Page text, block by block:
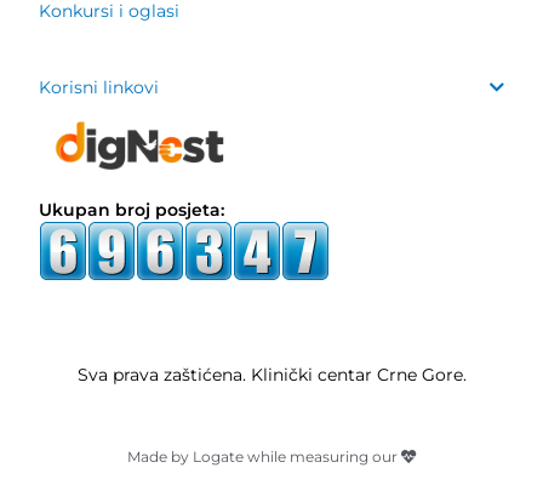
Konkursi i oglasi
Korisni linkovi
Ukupan broj posjeta:
Sva prava zaštićena. Klinički centar Crne Gore.
Made by Logate while measuring our